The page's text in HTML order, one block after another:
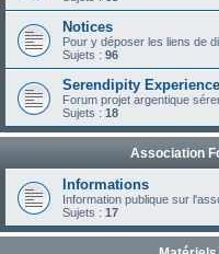
Notices
Pour y déposer les liens de
Sujets : 96
Serendipity Experience
Forum projet argentique
Sujets : 18
Association
Informations
Information publique sur
Sujets : 17